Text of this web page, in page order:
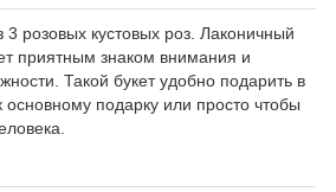
розовых кустовых роз. Лаконичный
приятным знаком внимания и
Такой букет удобно подарить в
основному подарку или просто чтобы